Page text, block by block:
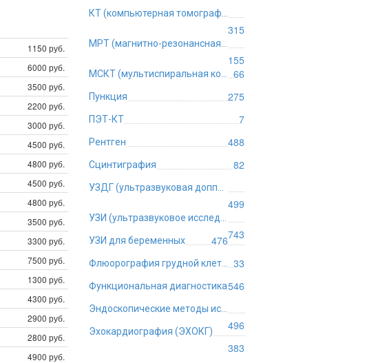
1150 руб.
6000 руб.
3500 руб.
2200 руб.
3000 руб.
4500 руб.
4800 руб.
4500 руб.
4800 руб.
3500 руб.
3300 руб.
7500 руб.
1300 руб.
4300 руб.
2900 руб.
2800 руб.
4900 руб.
315
155
66
Пункция 275
ПЭТ-КТ 7
Рентген 488
Сцинтиграфия 82
499
743
УЗИ для беременных 476
33
Функциональная диагностика546
496
Эхокардиография (ЭХОКГ)
383